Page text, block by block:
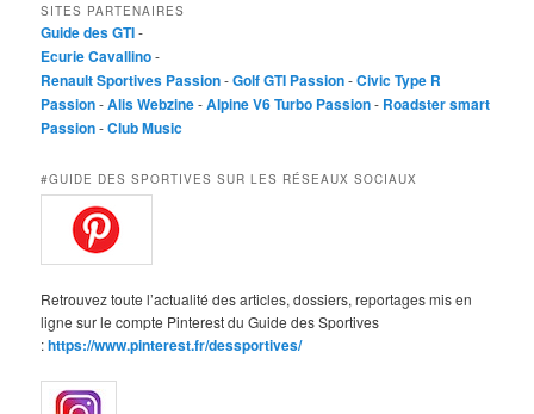
SITES PARTENAIRES
Guide des GTI-
Ecurie Cavallino-
Renault Sportives Passion-Golf GTI Passion-Civic Type R
Passion-Alis Webzine-Alpine V6 Turbo Passion- Roadster smart
Passion-Club Music
#GUIDE DES SPORTIVES SUR LES RÉSEAUX SOCIAUX
Retrouvez toute l’actualité des articles, dossiers, reportages mis en
ligne sur le compte Pinterest du Guide des Sportives
:https://www.pinterest.fr/dessportives/